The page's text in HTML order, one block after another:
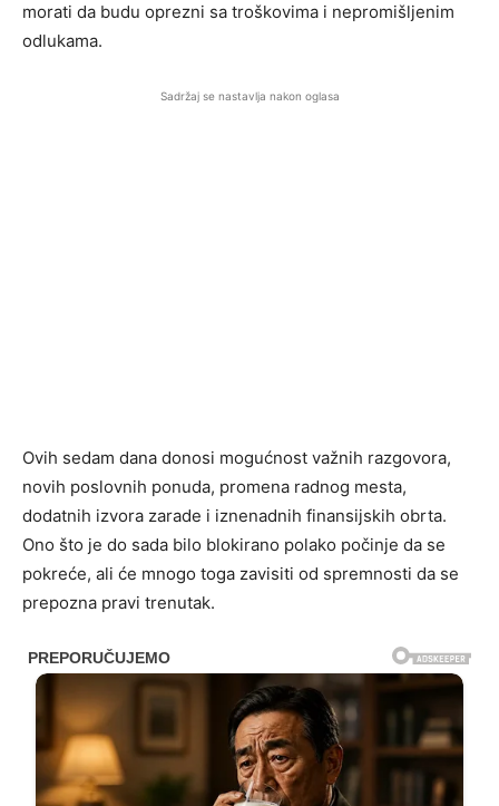
morati da budu oprezni sa troškovima i nepromišljenim
odlukama.
Sadržaj se nastavlja nakon oglasa
Ovih sedam dana donosi mogućnost važnih razgovora,
novih poslovnih ponuda, promena radnog mesta,
dodatnih izvora zarade i iznenadnih finansijskih obrta.
Ono što je do sada bilo blokirano polako počinje da se
pokreće, ali će mnogo toga zavisiti od spremnosti da se
prepozna pravi trenutak.